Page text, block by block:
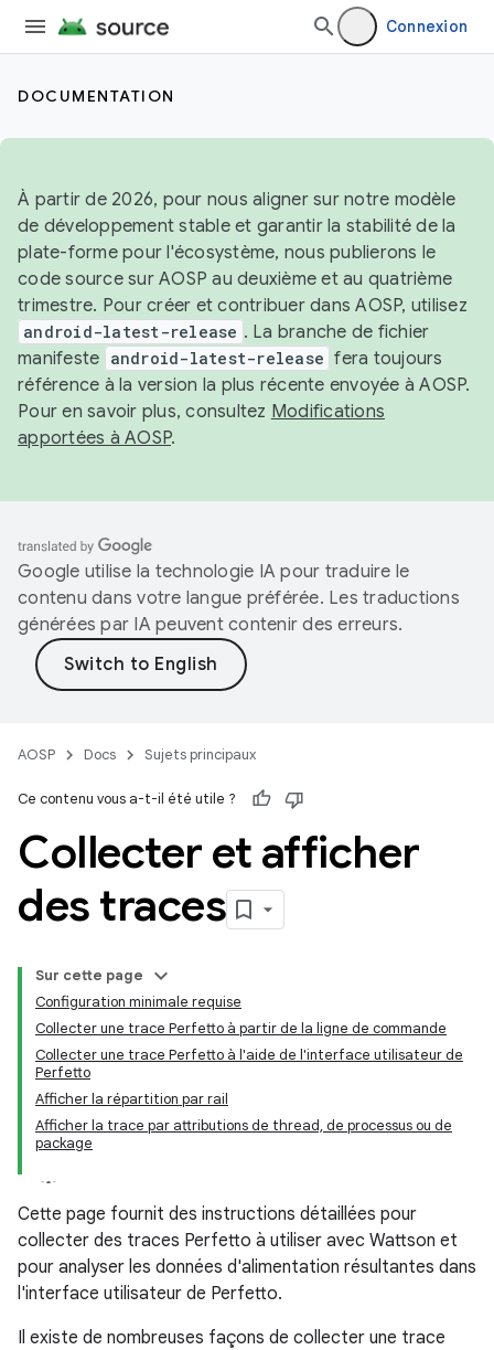
Connexion
DOCUMENTATION
À partir de 2026, pour nous aligner sur notre modèle
de développement stable et garantir la stabilité de la
plate-forme pour l'écosystème, nous publierons le
code source sur AOSP au deuxième et au quatrième
trimestre. Pour créer et contribuer dans AOSP, utilisez
android-latest-release . La branche de fichier
manifeste android-latest-release fera toujours
référence à la version la plus récente envoyée à AOSP.
Pour en savoir plus, consultez Modifications
apportées à AOSP.
Google utilise la technologie IA pour traduire le
contenu dans votre langue préférée. Les traductions
générées par IA peuvent contenir des erreurs.
AOSP Docs Sujets principaux
Ce contenu vous a-t-il été utile ?
Collecter et afficher
des traces
Sur cette page
Configuration minimale requise
Collecter une trace Perfetto à partir de la ligne de commande
Collecter une trace Perfetto à l'aide de l'interface utilisateur de
Perfetto
Afficher la répartition par rail
Afficher la trace par attributions de thread, de processus ou de
package
Cette page fournit des instructions détaillées pour
collecter des traces Perfetto à utiliser avec Wattson et
pour analyser les données d'alimentation résultantes dans
l'interface utilisateur de Perfetto.
Il existe de nombreuses façons de collecter une trace